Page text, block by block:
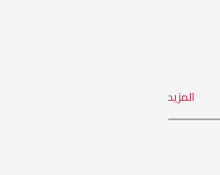
المزيد